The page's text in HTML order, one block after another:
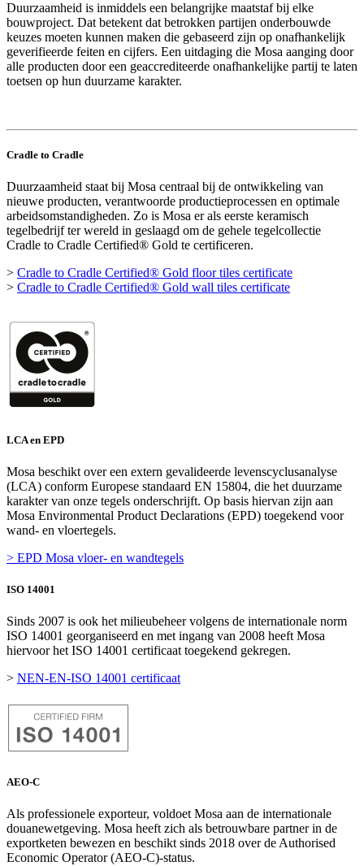
Duurzaamheid is inmiddels een belangrijke maatstaf bij elke
bouwproject. Dat betekent dat betrokken partijen onderbouwde
keuzes moeten kunnen maken die gebaseerd zijn op onafhankelijk
geverifieerde feiten en cijfers. Een uitdaging die Mosa aanging door
alle producten door een geaccrediteerde onafhankelijke partij te laten
toetsen op hun duurzame karakter.
Cradle to Cradle
Duurzaamheid staat bij Mosa centraal bij de ontwikkeling van
nieuwe producten, verantwoorde productieprocessen en optimale
arbeidsomstandigheden. Zo is Mosa er als eerste keramisch
tegelbedrijf ter wereld in geslaagd om de gehele tegelcollectie
Cradle to Cradle Certified® Gold te certificeren.
> Cradle to Cradle Certified® Gold floor tiles certificate
> Cradle to Cradle Certified® Gold wall tiles certificate
LCA en EPD
Mosa beschikt over een extern gevalideerde levenscyclusanalyse
(LCA) conform Europese standaard EN 15804, die het duurzame
karakter van onze tegels onderschrijft. Op basis hiervan zijn aan
Mosa Environmental Product Declarations (EPD) toegekend voor
wand- en vloertegels.
> EPD Mosa vloer- en wandtegels
ISO 14001
Sinds 2007 is ook het milieubeheer volgens de internationale norm
ISO 14001 georganiseerd en met ingang van 2008 heeft Mosa
hiervoor het ISO 14001 certificaat toegekend gekregen.
> NEN-EN-ISO 14001 certificaat
AEO-C
Als professionele exporteur, voldoet Mosa aan de internationale
douanewetgeving. Mosa heeft zich als betrouwbare partner in de
exportketen bewezen en beschikt sinds 2018 over de Authorised
Economic Operator (AEO-C)-status.